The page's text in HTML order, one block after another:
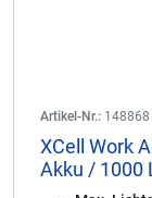
Artikel-Nr.: 148868
XCell Work
Akku / 1000